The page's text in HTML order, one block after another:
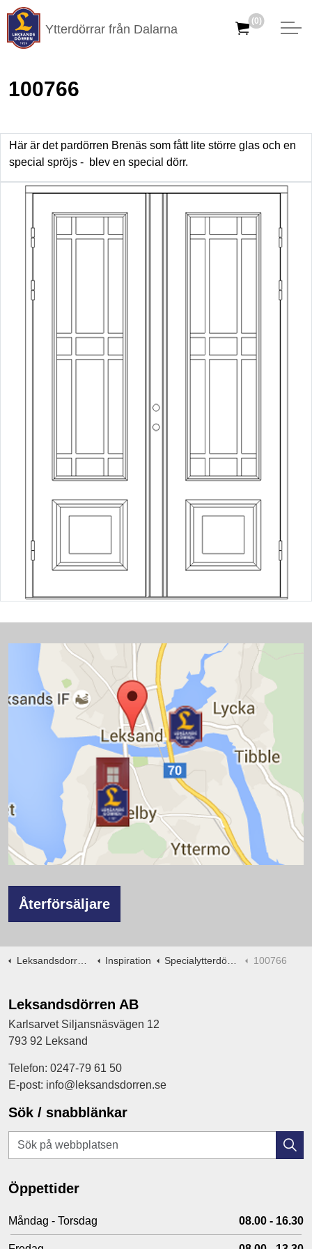
Ytterdörrar från Dalarna
(0)
100766
Här är det pardörren Brenäs som fått lite större glas och en
special spröjs - blev en special dörr.
Återförsäljare
Leksandsdorren.se Inspiration Specialytterdörrar -ritningar 100766
Leksandsdörren AB
Karlsarvet Siljansnäsvägen 12
793 92 Leksand
Telefon: 0247-79 61 50
E-post: info@leksandsdorren.se
Sök / snabblänkar
Öppettider
Måndag - Torsdag 08.00 - 16.30